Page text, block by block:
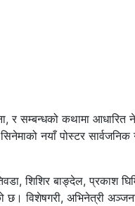
र सम्बन्धको कथामा आधारित
सिनेमाको नयाँ पोस्टर
शिशिर बाङ्देल, प्रकाश
विशेषगरी, अभिनेत्री अञ्जना